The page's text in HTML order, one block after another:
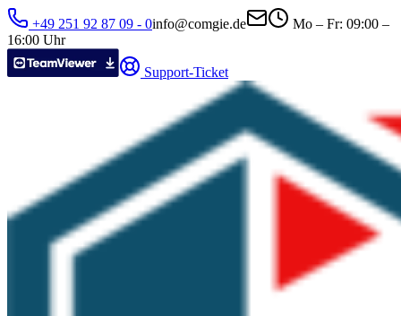
+49 251 92 87 09 - 0ed.eigmoc@ofni
Mo – Fr: 09:00 –
16:00 Uhr
Support-Ticket